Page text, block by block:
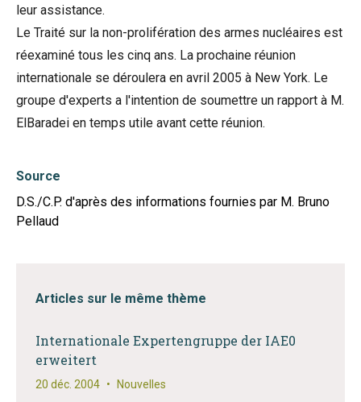
leur assistance.
Le Traité sur la non-prolifération des armes nucléaires est
réexaminé tous les cinq ans. La prochaine réunion
internationale se déroulera en avril 2005 à New York. Le
groupe d'experts a l'intention de soumettre un rapport à M.
ElBaradei en temps utile avant cette réunion.
Source
D.S./C.P. d'après des informations fournies par M. Bruno
Pellaud
Articles sur le même thème
Internationale Expertengruppe der IAE0
erweitert
20 déc. 2004 • Nouvelles